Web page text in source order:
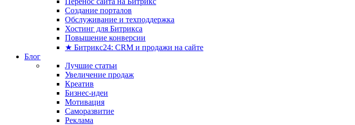
Создание порталов
Обслуживание и техподдержка
Хостинг для Битрикса
Повышение конверсии
★ Битрикс24: CRM и продажи на сайте
Блог
Лучшие статьи
Увеличение продаж
Креатив
Бизнес-идеи
Мотивация
Саморазвитие
Реклама